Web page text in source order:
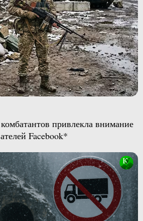
привлекла внимание
Facebook*